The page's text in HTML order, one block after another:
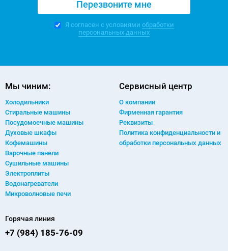
Я согласен с условиями обработки
персональных данных
Мы чиним:
Холодильники
Стиральные машины
Посудомоечные машины
Духовые шкафы
Кофемашины
Варочные панели
Сушильные машины
Электроплиты
Водонагреватели
Микроволновые печи
Сервисный центр
О компании
Фирменная гарантия
Реквизиты
Политика конфиденциальности и
обработки персональных данных
Горячая линия
+7 (984) 185-76-09